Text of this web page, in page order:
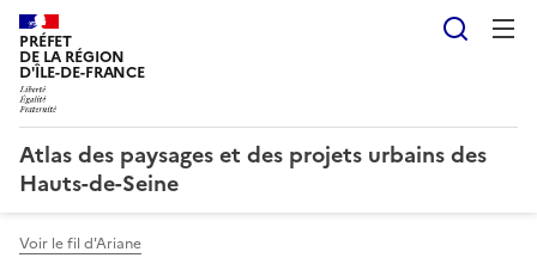
PRÉFET
DE LA RÉGION
D'ÎLE-DE-FRANCE
Atlas des paysages et des projets urbains des
Hauts-de-Seine
Voir le fil d'Ariane